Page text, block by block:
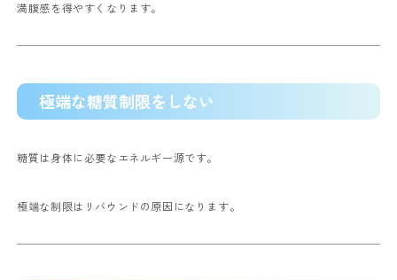
満腹感を得やすくなります。
極端な糖質制限をしない
糖質は身体に必要なエネルギー源です。
極端な制限はリバウンドの原因になります。